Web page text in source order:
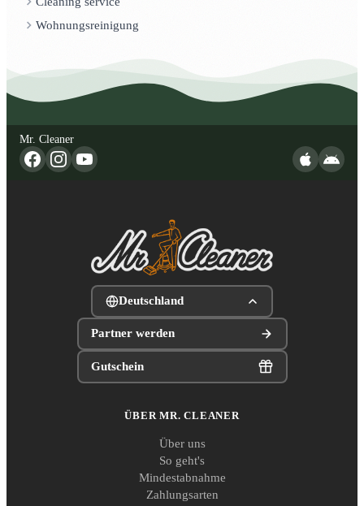
Wohnungsreinigung
Mr. Cleaner
Deutschland
Partner werden
Gutschein
ÜBER MR. CLEANER
Über uns
So geht's
Mindestabnahme
Zahlungsarten